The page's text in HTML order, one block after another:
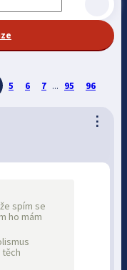
5 6 7 ... 95 96
⋮
spím se
ho mám